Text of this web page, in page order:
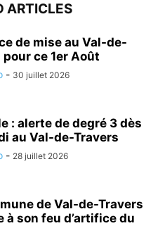
ARTICLES
de mise au Val-de-
ce 1er Août
- 30 juillet 2026
: alerte de degré 3 dès
au Val-de-Travers
- 28 juillet 2026
de Val-de-Travers
à son feu d’artifice du